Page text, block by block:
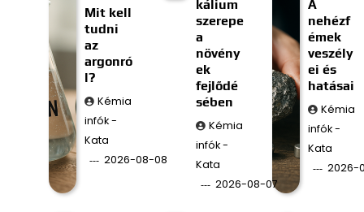
Mit kell
tudni
az
argonró
l?
Kémia
infók -
Kata
2026-08-08
kálium
szerepe
a
növény
ek
fejlődé
sében
Kémia
infók -
Kata
2026-08-07
A
nehézf
émek
veszély
ei és
hatásai
Kémia
infók -
Kata
2026-